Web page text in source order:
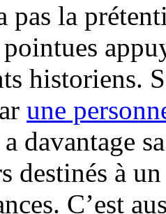
pas la
historiens.
une
davantage
destinés à
C’est